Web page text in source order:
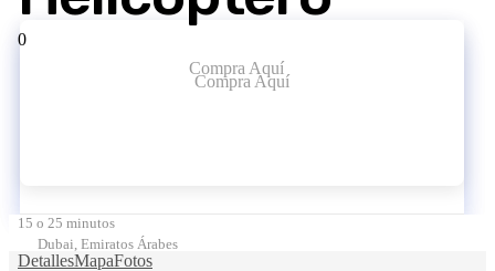
0
Compra Aquí
Compra Aquí
15 o 25 minutos
Dubai, Emiratos Árabes
DetallesMapaFotos